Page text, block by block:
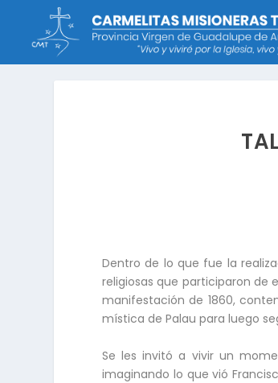
Dentro de lo que fue la
religiosas que participaron de
manifestación de 1860,
mística de Palau para luego
Se les invitó a vivir un
imaginando lo que vió